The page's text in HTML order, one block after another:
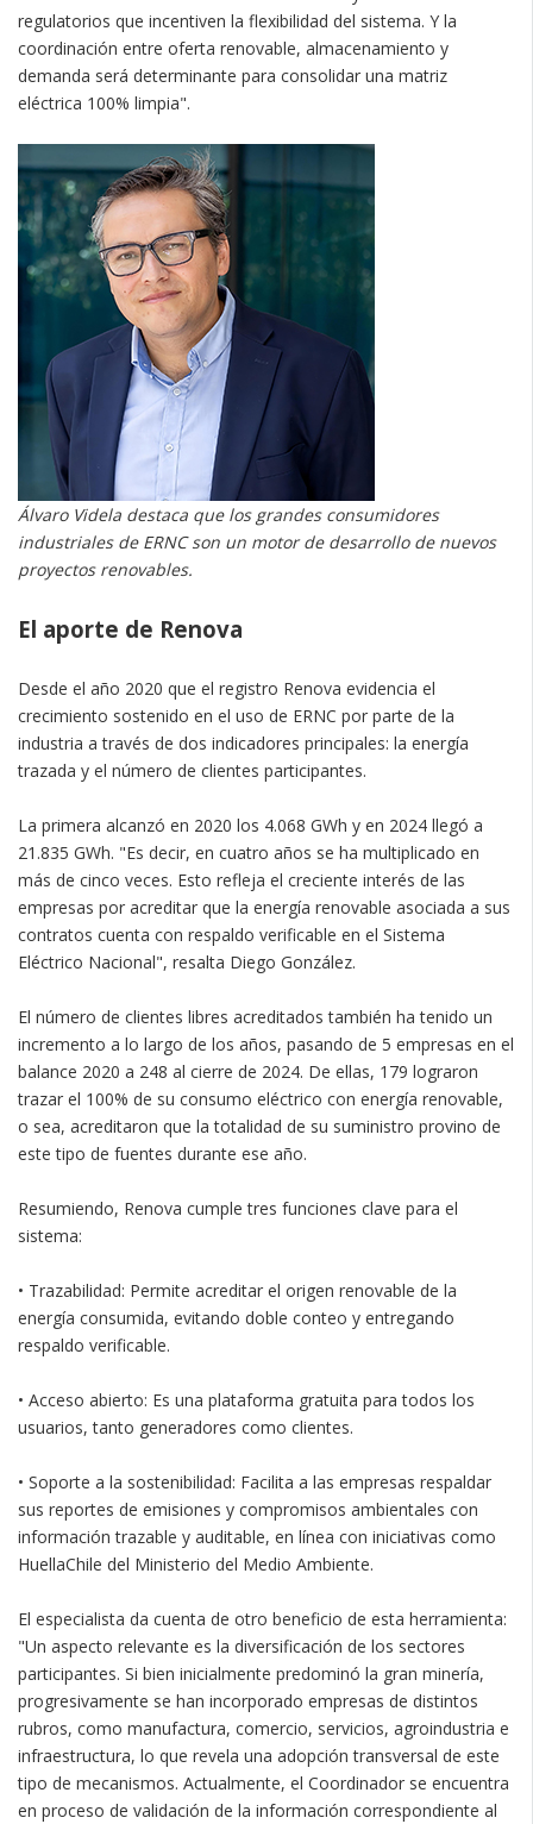
regulatorios que incentiven la flexibilidad del sistema. Y la
coordinación entre oferta renovable, almacenamiento y
demanda será determinante para consolidar una matriz
eléctrica 100% limpia".
Álvaro Videla destaca que los grandes consumidores
industriales de ERNC son un motor de desarrollo de nuevos
proyectos renovables.
El aporte de Renova
Desde el año 2020 que el registro Renova evidencia el
crecimiento sostenido en el uso de ERNC por parte de la
industria a través de dos indicadores principales: la energía
trazada y el número de clientes participantes.
La primera alcanzó en 2020 los 4.068 GWh y en 2024 llegó a
21.835 GWh. "Es decir, en cuatro años se ha multiplicado en
más de cinco veces. Esto refleja el creciente interés de las
empresas por acreditar que la energía renovable asociada a sus
contratos cuenta con respaldo verificable en el Sistema
Eléctrico Nacional", resalta Diego González.
El número de clientes libres acreditados también ha tenido un
incremento a lo largo de los años, pasando de 5 empresas en el
balance 2020 a 248 al cierre de 2024. De ellas, 179 lograron
trazar el 100% de su consumo eléctrico con energía renovable,
o sea, acreditaron que la totalidad de su suministro provino de
este tipo de fuentes durante ese año.
Resumiendo, Renova cumple tres funciones clave para el
sistema:
• Trazabilidad: Permite acreditar el origen renovable de la
energía consumida, evitando doble conteo y entregando
respaldo verificable.
• Acceso abierto: Es una plataforma gratuita para todos los
usuarios, tanto generadores como clientes.
• Soporte a la sostenibilidad: Facilita a las empresas respaldar
sus reportes de emisiones y compromisos ambientales con
información trazable y auditable, en línea con iniciativas como
HuellaChile del Ministerio del Medio Ambiente.
El especialista da cuenta de otro beneficio de esta herramienta:
"Un aspecto relevante es la diversificación de los sectores
participantes. Si bien inicialmente predominó la gran minería,
progresivamente se han incorporado empresas de distintos
rubros, como manufactura, comercio, servicios, agroindustria e
infraestructura, lo que revela una adopción transversal de este
tipo de mecanismos. Actualmente, el Coordinador se encuentra
en proceso de validación de la información correspondiente al